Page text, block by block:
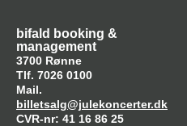
bifald booking &
management
3700 Rønne
Tlf. 7026 0100
Mail.
billetsalg@julekoncerter.dk
CVR-nr: 41 16 86 25